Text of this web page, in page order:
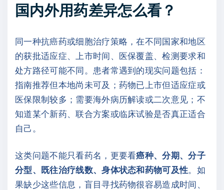
国内外用药差异怎么看？
同一种抗癌药或细胞治疗策略，在不同国家和地区
的获批适应症、上市时间、医保覆盖、检测要求和
处方路径可能不同。患者常遇到的现实问题包括：
指南推荐但本地尚未可及；药物已上市但适应症或
医保限制较多；需要海外病历解读或二次意见；不
知道某个新药、联合方案或临床试验是否真正适合
自己。
这类问题不能只看药名，更要看癌种、分期、分子
分型、既往治疗线数、身体状态和药物可及性。如
果缺少这些信息，盲目寻找药物很容易造成时间、